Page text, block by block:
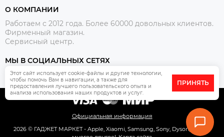
О КОМПАНИИ
Работаем с 2012 года. Более 60000 довольных клиентов.
Фирменный магазин.
Сервисный центр.
МЫ В СОЦИАЛЬНЫХ СЕТЯХ
Официальная информация
2026 © ГАДЖЕТ МАРКЕТ - Apple, Xiaomi, Samsung, Sony, Dyson, Pixel и
Этот сайт использует cookie-файлы и другие технологии,
чтобы помочь Вам в навигации, а также для
предоставления лучшего пользовательского опыта и
анализа использования наших продуктов и услуг.
ПРИНЯТЬ